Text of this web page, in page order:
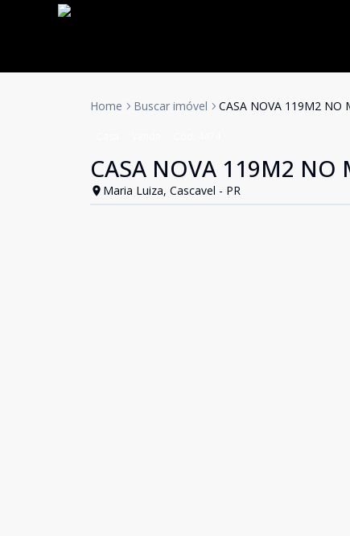
Home Buscar imóvel CASA NOVA 119M2 NO
CASA NOVA 119M2 NO
Maria Luiza, Cascavel - PR